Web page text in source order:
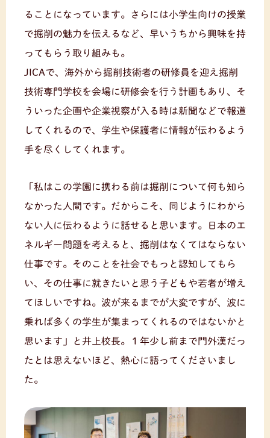
ることになっています。さらには小学生向けの授業
で掘削の魅力を伝えるなど、早いうちから興味を持
ってもらう取り組みも。
JICAで、海外から掘削技術者の研修員を迎え掘削
技術専門学校を会場に研修会を行う計画もあり、そ
ういった企画や企業視察が入る時は新聞などで報道
してくれるので、学生や保護者に情報が伝わるよう
手を尽くしてくれます。
「私はこの学園に携わる前は掘削について何も知ら
なかった人間です。だからこそ、同じようにわから
ない人に伝わるように話せると思います。日本のエ
ネルギー問題を考えると、掘削はなくてはならない
仕事です。そのことを社会でもっと認知してもら
い、その仕事に就きたいと思う子どもや若者が増え
てほしいですね。波が来るまでが大変ですが、波に
乗れば多くの学生が集まってくれるのではないかと
思います」と井上校長。１年少し前まで門外漢だっ
たとは思えないほど、熱心に語ってくださいまし
た。